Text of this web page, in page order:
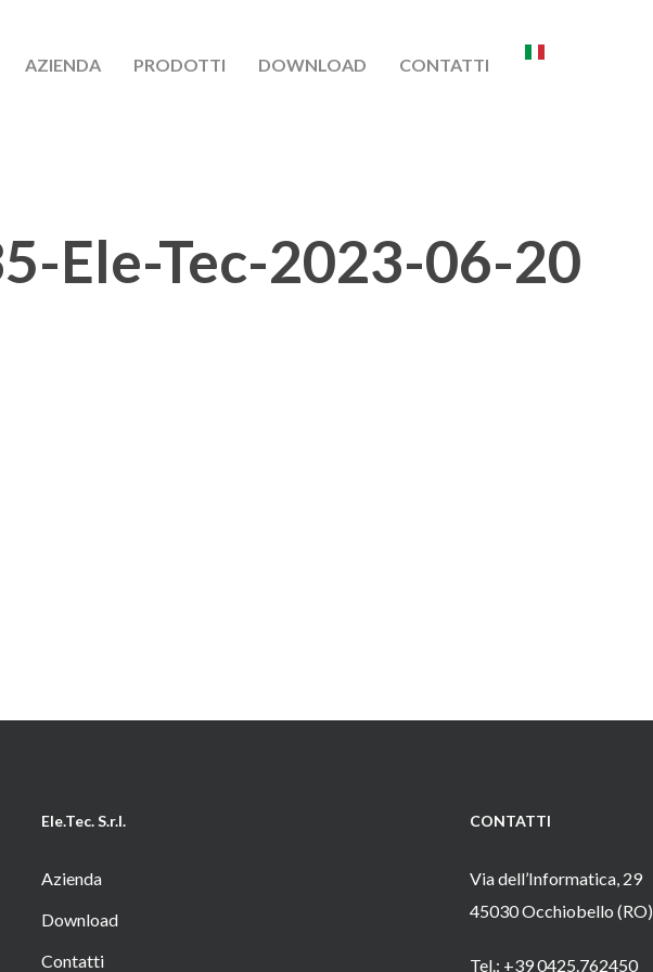
AZIENDA PRODOTTI DOWNLOAD CONTATTI
Ele-Tec-2023-06-20
Ele.Tec. S.r.l.
Azienda
Download
Contatti
CONTATTI
Via dell’Informatica, 29
45030 Occhiobello (RO)
Tel.: +39 0425.762450